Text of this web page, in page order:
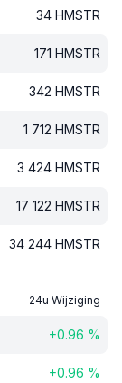
34 HMSTR
171 HMSTR
342 HMSTR
1 712 HMSTR
3 424 HMSTR
17 122 HMSTR
34 244 HMSTR
24u Wijziging
+0.96 %
+0.96 %